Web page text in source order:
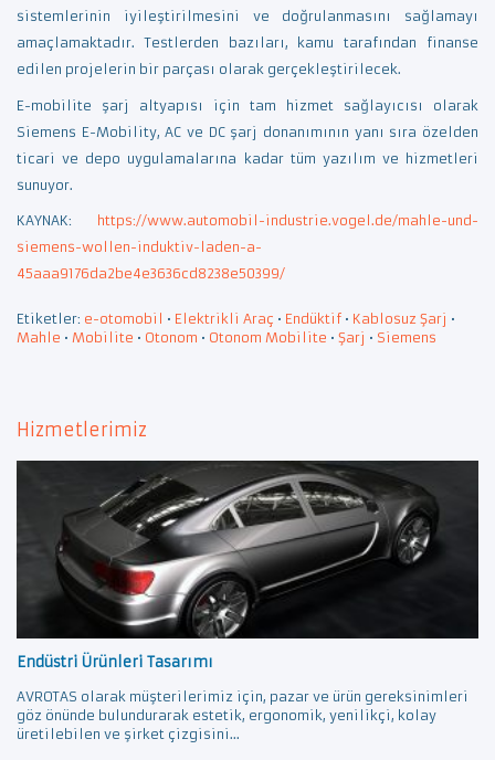
sistemlerinin iyileştirilmesini ve doğrulanmasını sağlamayı
amaçlamaktadır. Testlerden bazıları, kamu tarafından finanse
edilen projelerin bir parçası olarak gerçekleştirilecek.
E-mobilite şarj altyapısı için tam hizmet sağlayıcısı olarak
Siemens E-Mobility, AC ve DC şarj donanımının yanı sıra özelden
ticari ve depo uygulamalarına kadar tüm yazılım ve hizmetleri
sunuyor.
KAYNAK: https://www.automobil-industrie.vogel.de/mahle-und-
siemens-wollen-induktiv-laden-a-
45aaa9176da2be4e3636cd8238e50399/
Etiketler: e-otomobil • Elektrikli Araç • Endüktif • Kablosuz Şarj •
Mahle • Mobilite • Otonom • Otonom Mobilite • Şarj • Siemens
Hizmetlerimiz
Endüstri Ürünleri Tasarımı
AVROTAS olarak müşterilerimiz için, pazar ve ürün gereksinimleri
göz önünde bulundurarak estetik, ergonomik, yenilikçi, kolay
üretilebilen ve şirket çizgisini...